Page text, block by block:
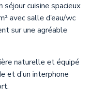
cuisine spacieux
avec salle d’eau/wc
sur une agréable
naturelle et équipé
et d’un interphone